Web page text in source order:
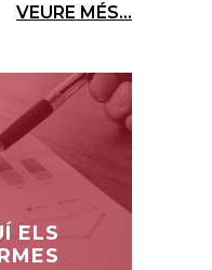
VEURE MÉS...
ELS